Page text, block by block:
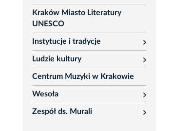
Kraków Miasto Literatury
UNESCO
Instytucje i tradycje
rozwiń
Ludzie kultury
rozwiń
Centrum Muzyki w Krakowie
Wesoła
rozwiń
Zespół ds. Murali
rozwiń